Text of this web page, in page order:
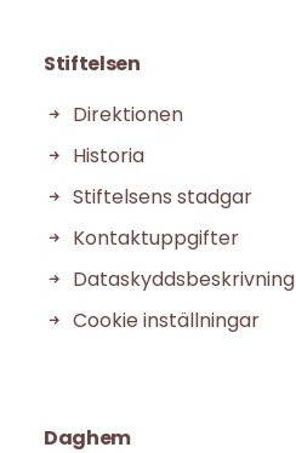
Stiftelsen
Direktionen
Historia
Stiftelsens stadgar
Kontaktuppgifter
Dataskyddsbeskrivning
Cookie inställningar
Daghem